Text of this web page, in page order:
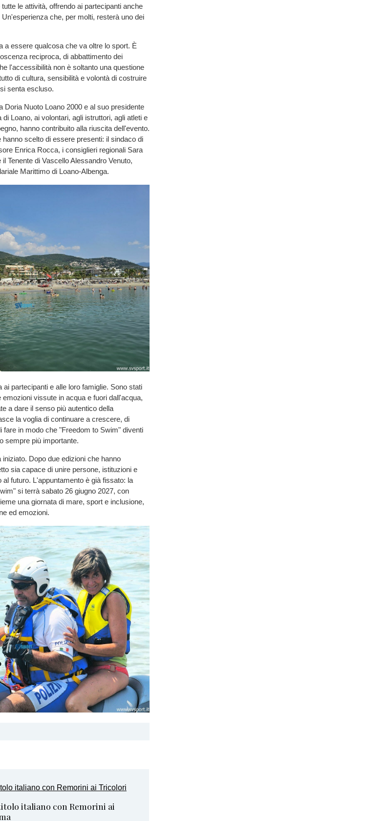
le attività, offrendo ai partecipanti anche
che, per molti, resterà uno dei
a essere qualcosa che va oltre lo sport. È
reciproca, di abbattimento dei
l'accessibilità non è soltanto una questione
di cultura, sensibilità e volontà di costruire
senta escluso.
Doria Nuoto Loano 2000 e al suo presidente
Loano, ai volontari, agli istruttori, agli atleti e
hanno contribuito alla riuscita dell'evento.
scelto di essere presenti: il sindaco di
Enrica Rocca, i consiglieri regionali Sara
Tenente di Vascello Alessandro Venuto,
Marittimo di Loano-Albenga.
ai partecipanti e alle loro famiglie. Sono stati
vissute in acqua e fuori dall'acqua,
a dare il senso più autentico della
la voglia di continuare a crescere, di
fare in modo che "Freedom to Swim" diventi
sempre più importante.
Dopo due edizioni che hanno
sia capace di unire persone, istituzioni e
futuro. L'appuntamento è già fissato: la
si terrà sabato 26 giugno 2027, con
una giornata di mare, sport e inclusione,
ed emozioni.
italiano con Remorini ai